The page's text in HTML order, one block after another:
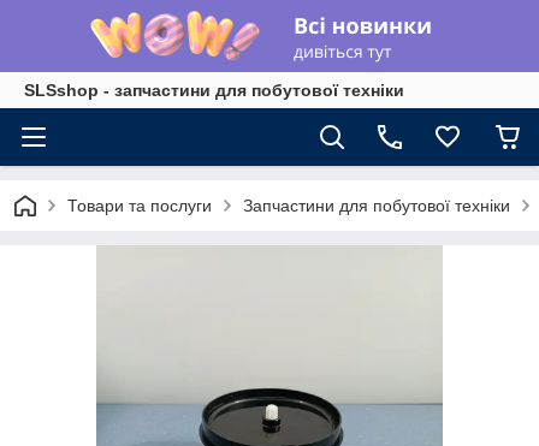
SLSshop - запчастини для побутової техніки
Товари та послуги Запчастини для побутової техніки